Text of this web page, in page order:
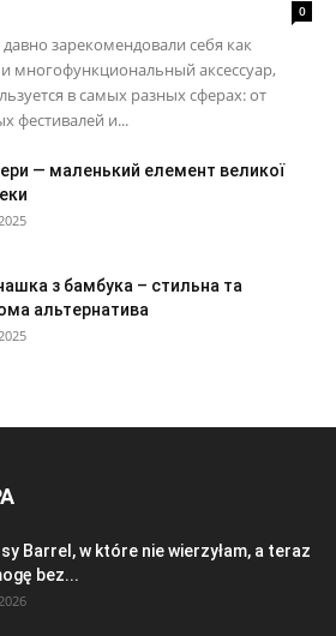
0
зарекомендовали себя как
многофункциональный аксессуар,
в самых разных сферах: от
фестивалей и...
— маленький елемент великої
з бамбука – стильна та
альтернатива
Barrel, w które nie wierzyłam, a teraz
bez...